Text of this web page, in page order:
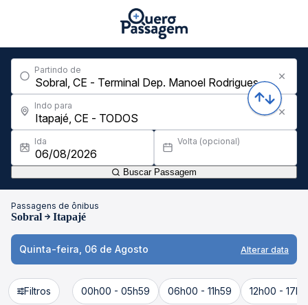
Partindo de
Indo para
Ida Volta (opcional)
Buscar Passagem
Passagens de ônibus
Sobral Itapajé
Quinta-feira, 06 de Agosto Alterar data
Filtros 00h00 - 05h59 06h00 - 11h59 12h00 -